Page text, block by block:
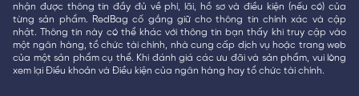
nhận được thông tin đầy đủ về phí, lãi, hồ sơ và điều kiện (nếu có) của
từng sản phẩm. RedBag cố gắng giữ cho thông tin chính xác và cập
nhật. Thông tin này có thể khác với thông tin bạn thấy khi truy cập vào
một ngân hàng, tổ chức tài chính, nhà cung cấp dịch vụ hoặc trang web
của một sản phẩm cụ thể. Khi đánh giá các ưu đãi và sản phẩm, vui lòng
xem lại Điều khoản và Điều kiện của ngân hàng hay tổ chức tài chính.